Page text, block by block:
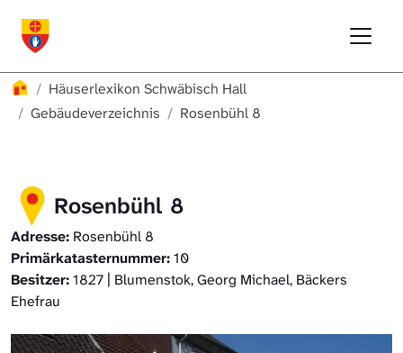
Häuserlexikon
Häuserlexikon Schwäbisch Hall
Gebäudeverzeichnis
Rosenbühl 8
Rosenbühl 8
Adresse: Rosenbühl 8
Primärkatasternummer:10
Besitzer:1827 | Blumenstok, Georg Michael, Bäckers
Ehefrau
Häuserlexikon Steinbach
Digitale Nachschlagewerke